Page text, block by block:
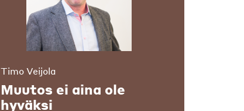
Timo Veijola
Muutos ei aina ole
hyväksi